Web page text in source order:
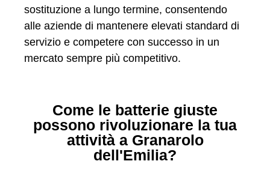
sostituzione a lungo termine, consentendo
alle aziende di mantenere elevati standard di
servizio e competere con successo in un
mercato sempre più competitivo.
Come le batterie giuste
possono rivoluzionare la tua
attività a Granarolo
dell'Emilia?